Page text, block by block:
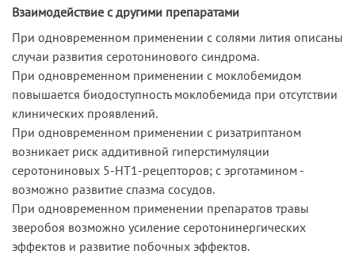
Взаимодействие с другими препаратами
При одновременном применении с солями лития описаны
случаи развития серотонинового синдрома.
При одновременном применении с моклобемидом
повышается биодоступность моклобемида при отсутствии
клинических проявлений.
При одновременном применении с ризатриптаном
возникает риск аддитивной гиперстимуляции
серотониновых 5-HT1-рецепторов; с эрготамином -
возможно развитие спазма сосудов.
При одновременном применении препаратов травы
зверобоя возможно усиление серотонинергических
эффектов и развитие побочных эффектов.